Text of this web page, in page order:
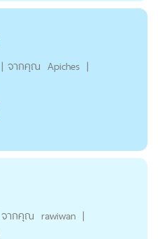
| จากคุณ Apiches |
จากคุณ rawiwan |